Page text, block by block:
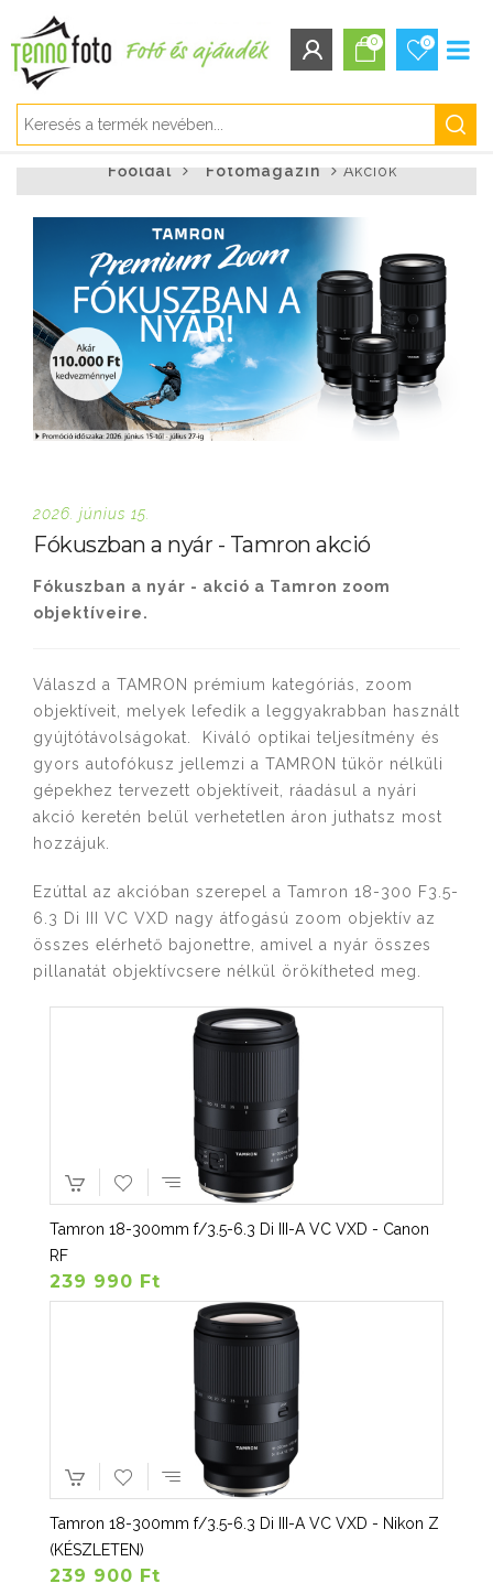
Bejelentkezés
Elfelejtett jelszó
0 0
Főoldal Fotómagazin Akciók
2026. június 15.
Fókuszban a nyár - Tamron akció
Fókuszban a nyár - akció a Tamron zoom
objektíveire.
Válaszd a TAMRON prémium kategóriás, zoom
objektíveit, melyek lefedik a leggyakrabban használt
gyújtótávolságokat. Kiváló optikai teljesítmény és
gyors autofókusz jellemzi a TAMRON tükör nélküli
gépekhez tervezett objektíveit, ráadásul a nyári
akció keretén belül verhetetlen áron juthatsz most
hozzájuk.
Ezúttal az akcióban szerepel a Tamron 18-300 F3.5-
6.3 Di III VC VXD nagy átfogású zoom objektív az
összes elérhető bajonettre, amivel a nyár összes
pillanatát objektívcsere nélkül örökítheted meg.
Tamron 18-300mm f/3.5-6.3 Di III-A VC VXD - Canon
RF
239 990 Ft
Tamron 18-300mm f/3.5-6.3 Di III-A VC VXD - Nikon Z
(KÉSZLETEN)
239 900 Ft